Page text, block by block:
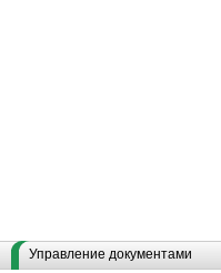
Управление документами